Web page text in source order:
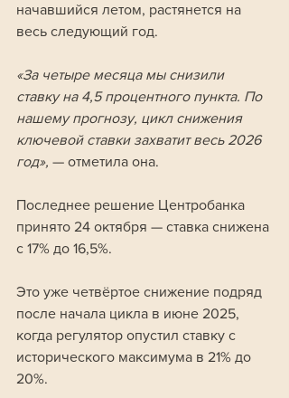
начавшийся летом, растянется на
весь следующий год.
«За четыре месяца мы снизили
ставку на 4,5 процентного пункта. По
нашему прогнозу, цикл снижения
ключевой ставки захватит весь 2026
год», — отметила она.
Последнее решение Центробанка
принято 24 октября — ставка снижена
с 17% до 16,5%.
Это уже четвёртое снижение подряд
после начала цикла в июне 2025,
когда регулятор опустил ставку с
исторического максимума в 21% до
20%.